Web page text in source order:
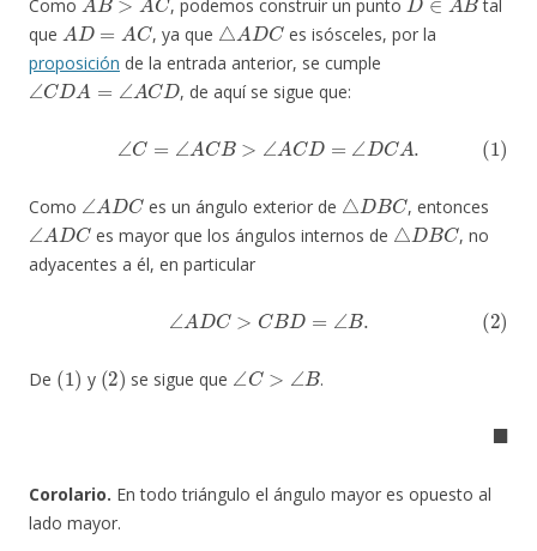
Como , podemos construir un punto
tal
que
A D=A C
, ya que
△ADC
es isósceles, por la
proposición de la entrada anterior, se cumple
∠CDA=∠ACD
, de aquí se sigue que:
C B A C D=∠ C A
Como
∠ A D C
es un ángulo exterior de
△ DBC
, entonces
∠ADC
es mayor que los ángulos internos de
△DBC
, no
adyacentes a él, en particular
∠ B.
De
(1 )
y
(2)
se sigue que
∠ C> B
.
◼
Corolario. En todo triángulo el ángulo mayor es opuesto al
lado mayor.